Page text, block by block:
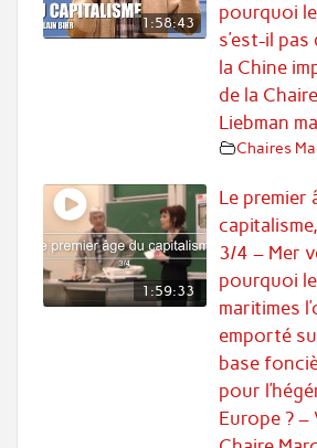
1:58:43
pourquoi
s’est-il
la Chine
de la
Liebman
Chaires
1:59:33
Le premier
3/4 – Mer
pourquoi
maritimes
emporté
base
pour
Europe ? –